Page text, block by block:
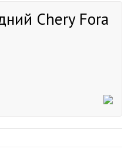
Chery Fora